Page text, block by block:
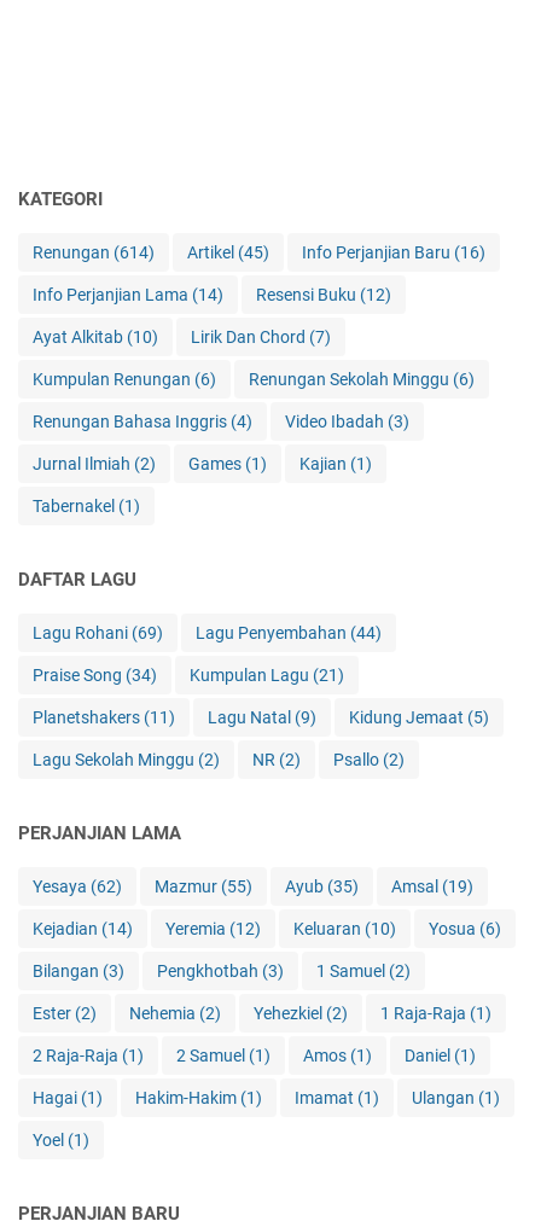
KATEGORI
Renungan (614) Artikel (45) Info Perjanjian Baru (16)
Info Perjanjian Lama (14) Resensi Buku (12)
Ayat Alkitab (10) Lirik Dan Chord (7)
Kumpulan Renungan (6) Renungan Sekolah Minggu (6)
Renungan Bahasa Inggris (4) Video Ibadah (3)
Jurnal Ilmiah (2) Games (1) Kajian (1)
Tabernakel (1)
DAFTAR LAGU
Lagu Rohani (69) Lagu Penyembahan (44)
Praise Song (34) Kumpulan Lagu (21)
Planetshakers (11) Lagu Natal (9) Kidung Jemaat (5)
Lagu Sekolah Minggu (2) NR (2) Psallo (2)
PERJANJIAN LAMA
Yesaya (62) Mazmur (55) Ayub (35) Amsal (19)
Kejadian (14) Yeremia (12) Keluaran (10) Yosua (6)
Bilangan (3) Pengkhotbah (3) 1 Samuel (2)
Ester (2) Nehemia (2) Yehezkiel (2) 1 Raja-Raja (1)
2 Raja-Raja (1) 2 Samuel (1) Amos (1) Daniel (1)
Hagai (1) Hakim-Hakim (1) Imamat (1) Ulangan (1)
Yoel (1)
PERJANJIAN BARU